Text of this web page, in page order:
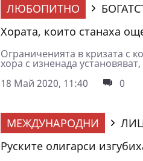
ЛЮБОПИТНО
Хората, които станаха
Ограниченията в кризата с
хора с изненада
18 Май 2020, 11:40
0
МЕЖДУНАРОДНИ
Руските олигарси